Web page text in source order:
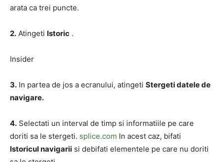
arata ca trei puncte.
2. Atingeti Istoric .
Insider
3. In partea de jos a ecranului, atingeti Stergeti datele de
navigare.
4. Selectati un interval de timp si informatiile pe care
doriti sa le stergeti. splice.com In acest caz, bifati
Istoricul navigarii si debifati elementele pe care nu doriti